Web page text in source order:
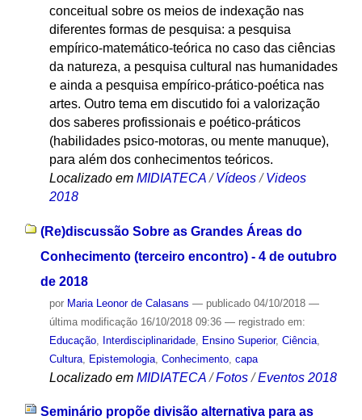
conceitual sobre os meios de indexação nas
diferentes formas de pesquisa: a pesquisa
empírico-matemático-teórica no caso das ciências
da natureza, a pesquisa cultural nas humanidades
e ainda a pesquisa empírico-prático-poética nas
artes. Outro tema em discutido foi a valorização
dos saberes profissionais e poético-práticos
(habilidades psico-motoras, ou mente manuque),
para além dos conhecimentos teóricos.
Localizado em MIDIATECA /Vídeos /Videos
2018
(Re)discussão Sobre as Grandes Áreas do
Conhecimento (terceiro encontro) - 4 de outubro
de 2018
por Maria Leonor de Calasans — publicado04/10/2018 —
última modificação16/10/2018 09:36 — registrado em:
Educação, Interdisciplinaridade, Ensino Superior, Ciência,
Cultura, Epistemologia, Conhecimento, capa
Localizado em MIDIATECA /Fotos /Eventos 2018
Seminário propõe divisão alternativa para as